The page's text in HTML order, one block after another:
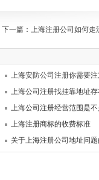
下一篇： 上海注册公司如何走
上海安防公司注册你需要注
上海公司注册找挂靠地址
上海公司注册经营范围是不
上海注册商标的收费标准
关于上海注册公司地址问